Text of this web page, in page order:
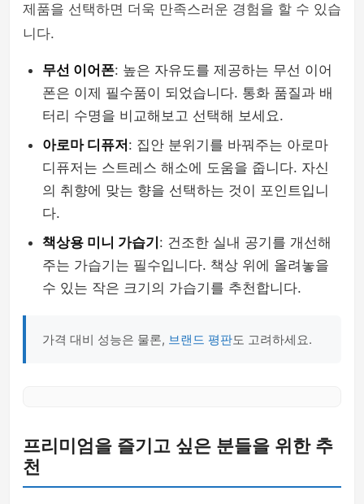
제품을 선택하면 더욱 만족스러운 경험을 할 수 있습
니다.
무선 이어폰: 높은 자유도를 제공하는 무선 이어
폰은 이제 필수품이 되었습니다. 통화 품질과 배
터리 수명을 비교해보고 선택해 보세요.
아로마 디퓨저 : 집안 분위기를 바꿔주는 아로마
디퓨저는 스트레스 해소에 도움을 줍니다. 자신
의 취향에 맞는 향을 선택하는 것이 포인트입니
다.
책상용 미니 가습기 : 건조한 실내 공기를 개선해
주는 가습기는 필수입니다. 책상 위에 올려놓을
수 있는 작은 크기의 가습기를 추천합니다.
가격 대비 성능은 물론, 브랜드 평판도 고려하세요.
프리미엄을 즐기고 싶은 분들을 위한 추
천